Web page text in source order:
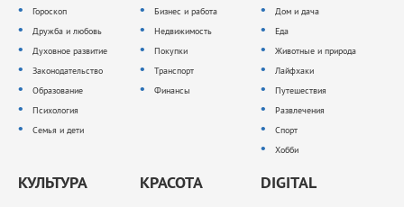
Гороскоп
Дружба и любовь
Духовное развитие
Законодательство
Образование
Психология
Семья и дети
Бизнес и работа
Недвижимость
Покупки
Транспорт
Финансы
Дом и дача
Еда
Животные и природа
Лайфхаки
Путешествия
Развлечения
Спорт
Хобби
КУЛЬТУРА КРАСОТА DIGITAL